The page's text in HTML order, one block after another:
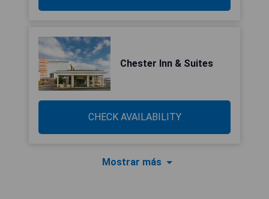
Chester Inn & Suites
CHECK AVAILABILITY
Mostrar más